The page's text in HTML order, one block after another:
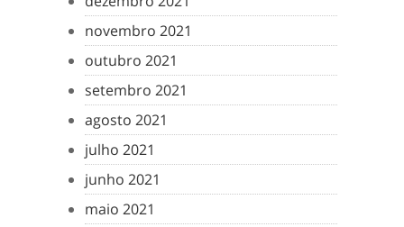
novembro 2021
outubro 2021
setembro 2021
agosto 2021
julho 2021
junho 2021
maio 2021